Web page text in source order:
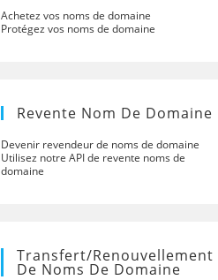
Achetez vos noms de domaine
Protégez vos noms de domaine
Revente Nom De Domaine
Devenir revendeur de noms de domaine
Utilisez notre API de revente noms de
domaine
Transfert/renouvellement
De Noms De Domaine